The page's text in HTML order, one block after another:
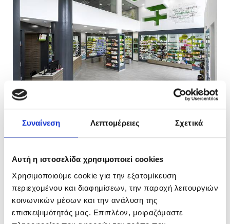
Συναίνεση Λεπτομέρειες Σχετικά
Αυτή η ιστοσελίδα χρησιμοποιεί cookies
Χρησιμοποιούμε cookie για την εξατομίκευση
περιεχομένου και διαφημίσεων, την παροχή λειτουργιών
κοινωνικών μέσων και την ανάλυση της
επισκεψιμότητάς μας. Επιπλέον, μοιραζόμαστε